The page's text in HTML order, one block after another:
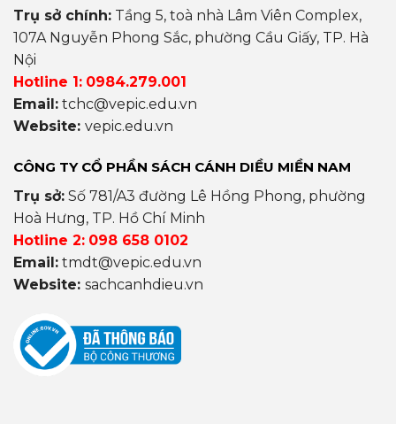
Trụ sở chính: Tầng 5, toà nhà Lâm Viên Complex,
107A Nguyễn Phong Sắc, phường Cầu Giấy, TP. Hà
Nội
Hotline 1: 0984.279.001
Email: tchc@vepic.edu.vn
Website: vepic.edu.vn
CÔNG TY CỔ PHẦN SÁCH CÁNH DIỀU MIỀN NAM
Trụ sở: Số 781/A3 đường Lê Hồng Phong, phường
Hoà Hưng, TP. Hồ Chí Minh
Hotline 2: 098 658 0102
Email: tmdt@vepic.edu.vn
Website: sachcanhdieu.vn